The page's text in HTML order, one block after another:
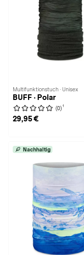
Multifunktionstuch · Unisex
BUFF · Polar
(0) 1
29,95 €
Nachhaltig